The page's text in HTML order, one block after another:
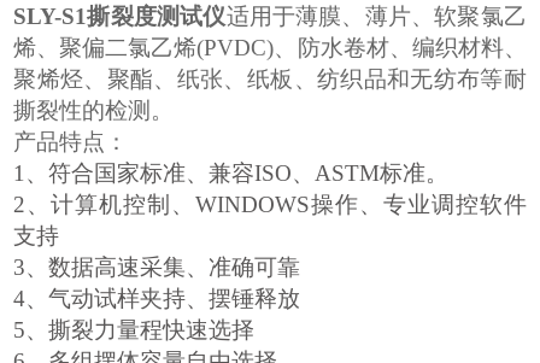
SLY-S1撕裂度测试仪适用于薄膜、薄片、软聚氯乙
烯、聚偏二氯乙烯(PVDC)、防水卷材、编织材料、
聚烯烃、聚酯、纸张、纸板、纺织品和无纺布等耐
撕裂性的检测。
产品特点：
1、符合国家标准、兼容ISO、ASTM标准。
2、计算机控制、WINDOWS操作、专业调控软件
支持
3、数据高速采集、准确可靠
4、气动试样夹持、摆锤释放
5、撕裂力量程快速选择